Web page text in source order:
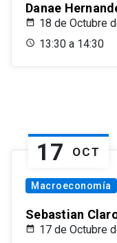
Danae
18 de Octubre
13:30 a 14:30
17 OCT
Macroeconomía
Sebastian
17 de Octubre